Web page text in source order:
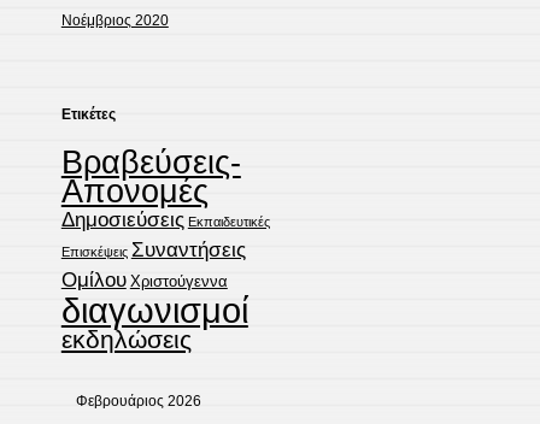
Νοέμβριος 2020
Ετικέτες
Βραβεύσεις-
Απονομές
Δημοσιεύσεις Εκπαιδευτικές
Επισκέψεις Συναντήσεις
Ομίλου Χριστούγεννα
διαγωνισμοί
εκδηλώσεις
Φεβρουάριος 2026